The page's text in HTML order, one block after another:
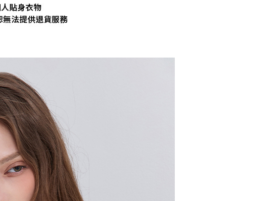
宅配
每筆NT$120，滿NT$2,000(含以上)免運費
每筆NT$400，滿NT$2,000(含以上)免運費
付款後門市自取
免運費
國家/地區配送